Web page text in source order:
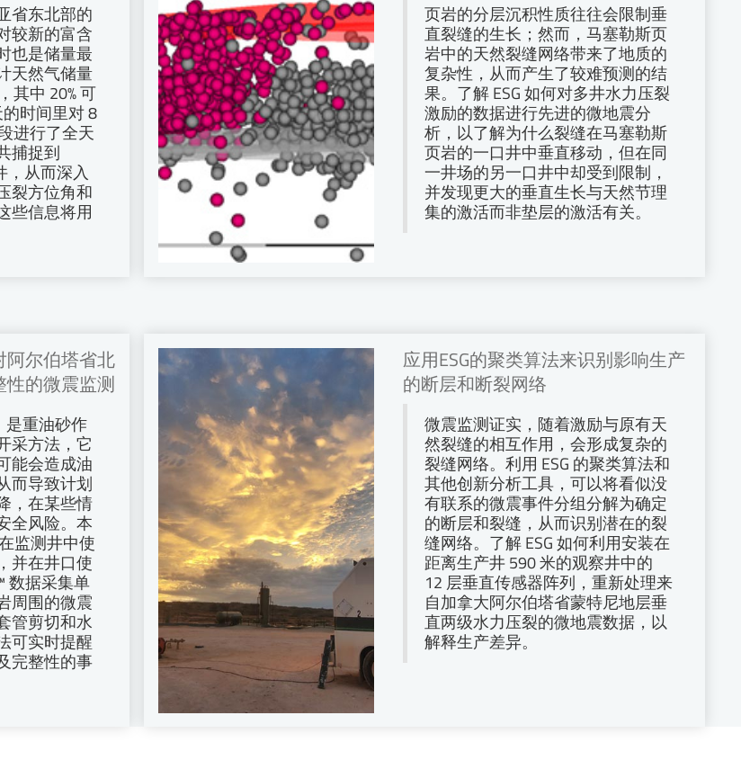
省东北部的
较新的富含
也是储量最
天然气储量
其中 20% 可
的时间里对 8
进行了全天
捕捉到
，从而深入
裂方位角和
些信息将用
页岩的分层沉积性质往往会限制垂
直裂缝的生长；然而，马塞勒斯页
岩中的天然裂缝网络带来了地质的
复杂性，从而产生了较难预测的结
果。了解 ESG 如何对多井水力压裂
激励的数据进行先进的微地震分
析，以了解为什么裂缝在马塞勒斯
页岩的一口井中垂直移动，但在同
一井场的另一口井中却受到限制，
并发现更大的垂直生长与天然节理
集的激活而非垫层的激活有关。
尔伯塔省北
的微震监测
是重油砂作
采方法，它
能会造成油
而导致计划
，在某些情
全风险。本
监测井中使
并在井口使
数据采集单
周围的微震
管剪切和水
可实时提醒
完整性的事
应用ESG的聚类算法来识别影响生产
的断层和断裂网络
微震监测证实，随着激励与原有天
然裂缝的相互作用，会形成复杂的
裂缝网络。利用 ESG 的聚类算法和
其他创新分析工具，可以将看似没
有联系的微震事件分组分解为确定
的断层和裂缝，从而识别潜在的裂
缝网络。了解 ESG 如何利用安装在
距离生产井 590 米的观察井中的
12 层垂直传感器阵列，重新处理来
自加拿大阿尔伯塔省蒙特尼地层垂
直两级水力压裂的微地震数据，以
解释生产差异。